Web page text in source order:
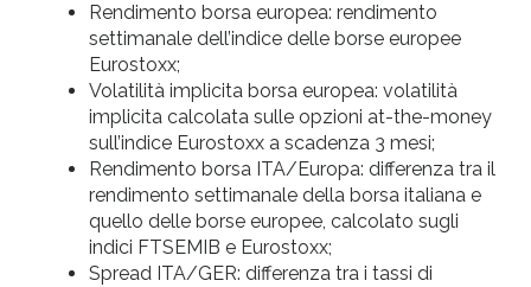
Rendimento borsa europea: rendimento
settimanale dell’indice delle borse europee
Eurostoxx;
Volatilità implicita borsa europea: volatilità
implicita calcolata sulle opzioni at-the-money
sull’indice Eurostoxx a scadenza 3 mesi;
Rendimento borsa ITA/Europa: differenza tra il
rendimento settimanale della borsa italiana e
quello delle borse europee, calcolato sugli
indici FTSEMIB e Eurostoxx;
Spread ITA/GER: differenza tra i tassi di